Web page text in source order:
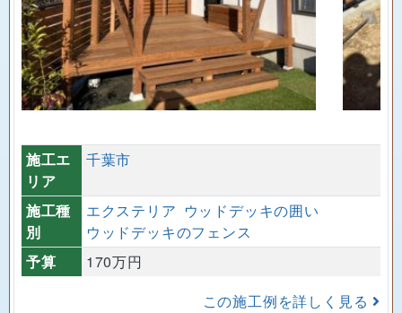
施工エ
リア
千葉市
施工種
別
エクステリア ウッドデッキの囲い
ウッドデッキのフェンス
予算
170万円
この施工例を詳しく見る